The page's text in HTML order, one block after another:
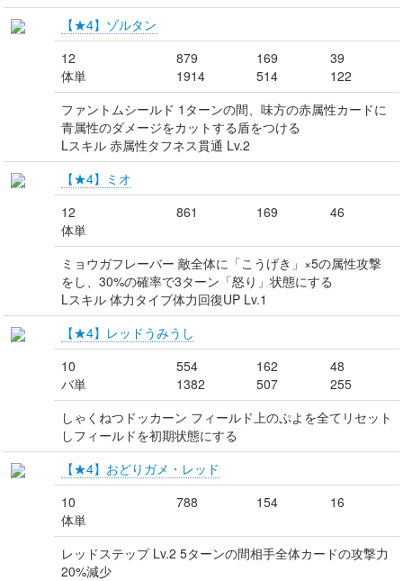
【★4】ゾルタン
12
体単
879
1914
169
514
39
122
ファントムシールド 1ターンの間、味方の赤属性カードに
青属性のダメージをカットする盾をつける
Lスキル 赤属性タフネス貫通 Lv.2
【★4】ミオ
12
体単
861 169 46
ミョウガフレーバー 敵全体に「こうげき」×5の属性攻撃
をし、30%の確率で3ターン「怒り」状態にする
Lスキル 体力タイプ体力回復UP Lv.1
【★4】レッドうみうし
10
バ単
554
1382
162
507
48
255
しゃくねつドッカーン フィールド上のぷよを全てリセット
しフィールドを初期状態にする
【★4】おどりガメ・レッド
10
体単
788 154 16
レッドステップ Lv.2 5ターンの間相手全体カードの攻撃力
20%減少